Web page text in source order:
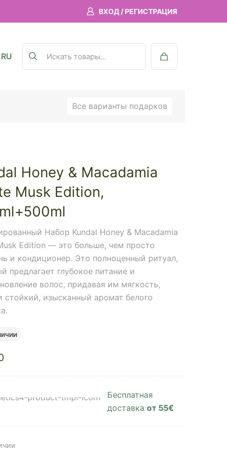
ВХОД / РЕГИСТРАЦИЯ
RU
Все варианты подарков
Honey & Macadamia
Musk Edition,
Набор Kundal Honey & Macadamia
Edition — это больше, чем просто
и кондиционер. Это полноценный ритуал,
предлагает глубокое питание и
волос, придавая им мягкость,
стойкий, изысканный аромат белого
Бесплатная
доставка от 55€